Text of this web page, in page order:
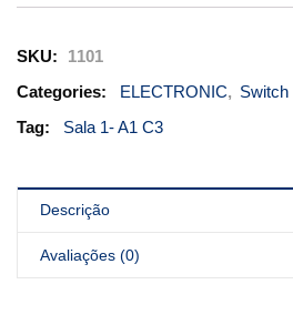
SKU:
1101
Categories:
ELECTRONIC, Switch
Tag:
Sala 1- A1 C3
Descrição
Avaliações (0)